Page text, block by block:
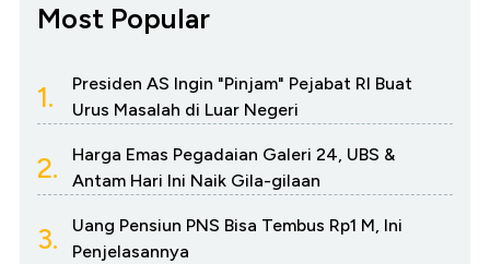
Most Popular
1.
Presiden AS Ingin "Pinjam" Pejabat RI Buat
Urus Masalah di Luar Negeri
2.
Harga Emas Pegadaian Galeri 24, UBS &
Antam Hari Ini Naik Gila-gilaan
3.
Uang Pensiun PNS Bisa Tembus Rp1 M, Ini
Penjelasannya